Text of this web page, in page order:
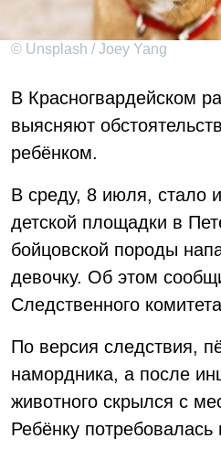
© Unsplash / Joey Yang
В Красногвардейском
выясняют
ребёнком.
В среду, 8 июля, стало
детской площадки в
бойцовской породы
девочку. Об этом
Следственного
По версия следствия,
намордника, а после
животного скрылся с
Ребёнку